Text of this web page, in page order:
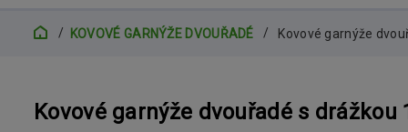
KOVOVÉ GARNÝŽE DVOUŘADÉ Kovové garnýže
Kovové garnýže dvouřadé s